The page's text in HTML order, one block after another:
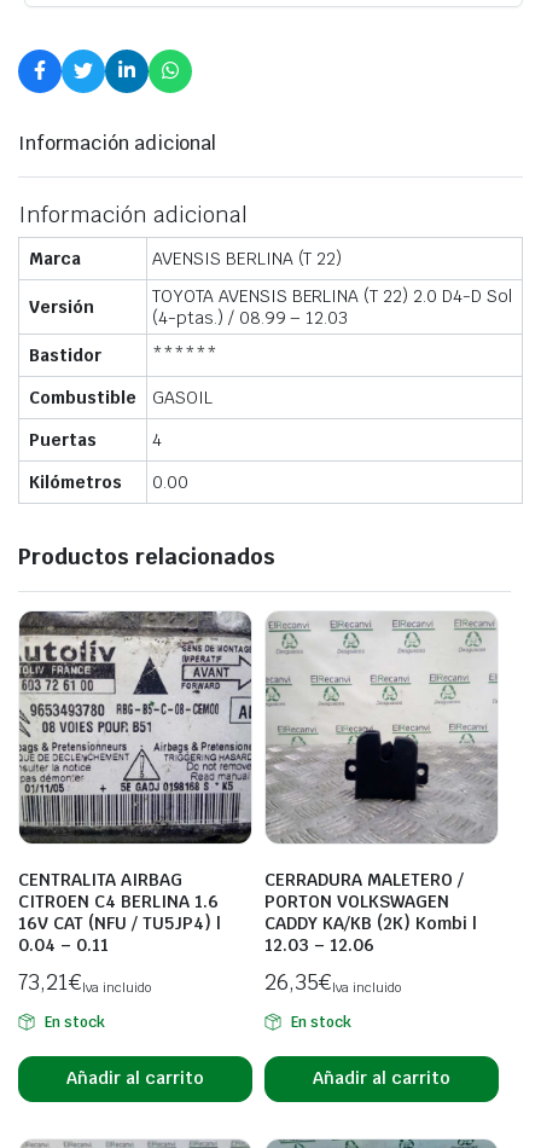
Información adicional
Información adicional
Marca AVENSIS BERLINA (T 22)
Versión
TOYOTA AVENSIS BERLINA (T 22) 2.0 D4-D Sol
(4-ptas.) / 08.99 – 12.03
Bastidor
******
Combustible
GASOIL
Puertas
4
Kilómetros
0.00
Productos relacionados
CENTRALITA AIRBAG
CITROEN C4 BERLINA 1.6
16V CAT (NFU / TU5JP4) |
0.04 – 0.11
73,21€Iva incluido
En stock
Añadir al carrito
CERRADURA MALETERO /
PORTON VOLKSWAGEN
CADDY KA/KB (2K) Kombi |
12.03 – 12.06
26,35€Iva incluido
En stock
Añadir al carrito